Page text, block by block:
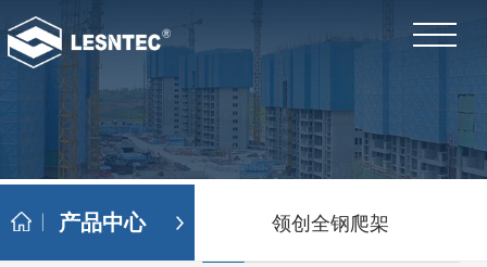
产品中心 领创全钢爬架